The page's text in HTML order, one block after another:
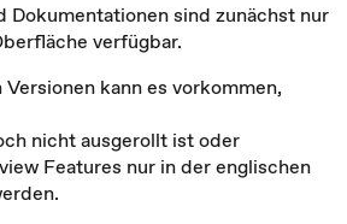
Dokumentationen sind zunächst nur
verfügbar.
kann es vorkommen,
nicht ausgerollt ist oder
Features nur in der englischen